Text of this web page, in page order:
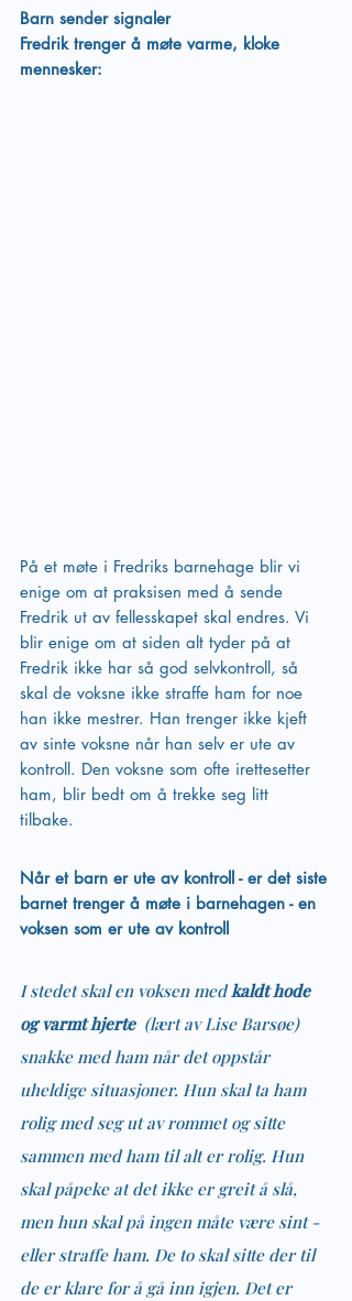
Barn sender signaler
Fredrik trenger å møte varme, kloke
mennesker:
På et møte i Fredriks barnehage blir vi
enige om at praksisen med å sende
Fredrik ut av fellesskapet skal endres. Vi
blir enige om at siden alt tyder på at
Fredrik ikke har så god selvkontroll, så
skal de voksne ikke straffe ham for noe
han ikke mestrer. Han trenger ikke kjeft
av sinte voksne når han selv er ute av
kontroll. Den voksne som ofte irettesetter
ham, blir bedt om å trekke seg litt
tilbake.
Når et barn er ute av kontroll - er det siste
barnet trenger å møte i barnehagen - en
voksen som er ute av kontroll
I stedet skal en voksen med kaldt hode
og varmt hjerte
  (lært av Lise Barsøe)
snakke med ham når det oppstår
uheldige situasjoner. Hun skal ta ham
rolig med seg ut av rommet og sitte
sammen med ham til alt er rolig. Hun
skal påpeke at det ikke er greit å slå,
men hun skal på ingen måte være sint -
eller straffe ham. De to skal sitte der til
de er klare for å gå inn igjen. Det er